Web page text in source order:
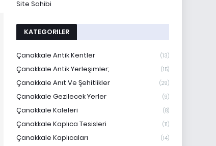
Site Sahibi
KATEGORILER
Çanakkale Antik Kentler (13)
Çanakkale Antik Yerleşimler; (15)
Çanakkale Anıt Ve Şehitlikler (29)
Çanakkale Gezilecek Yerler (9)
Çanakkale Kaleleri (8)
Çanakkale Kaplıca Tesisleri (11)
Çanakkale Kaplıcaları (14)